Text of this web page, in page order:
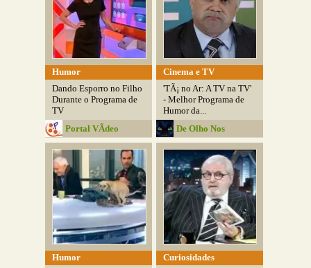
Humor
Dando Esporro no Filho
Durante o Programa de
TV
Portal VÃ­deo
Cinema e TV
'TÃ¡ no Ar: A TV na TV'
- Melhor Programa de
Humor da...
De Olho Nos
Detalhes
Humor
Curiosidades